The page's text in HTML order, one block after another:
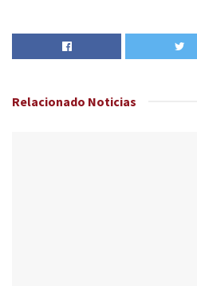
Relacionado Noticias